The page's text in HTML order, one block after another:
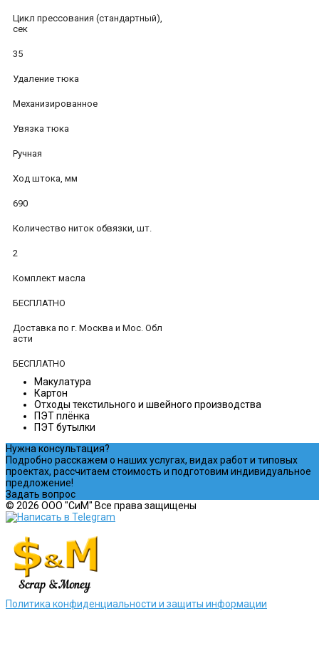
Цикл прессования (стандартный),
сек
35
Удаление тюка
Механизированное
Увязка тюка
Ручная
Ход штока, мм
690
Количество ниток обвязки, шт.
2
Комплект масла
БЕСПЛАТНО
Доставка по г. Москва и Мос. Обл
асти
БЕСПЛАТНО
Макулатура
Картон
Отходы текстильного и швейного производства
ПЭТ плёнка
ПЭТ бутылки
Нужна консультация?
Подробно расскажем о наших услугах, видах работ и типовых
проектах, рассчитаем стоимость и подготовим индивидуальное
предложение!
Задать вопрос
© 2026 ООО "СиМ" Все права защищены
Политика конфиденциальности и защиты информации